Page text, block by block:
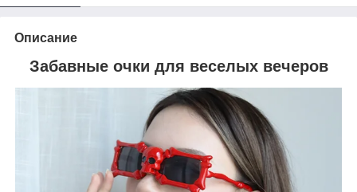
Описание
Забавные очки для веселых вечеров